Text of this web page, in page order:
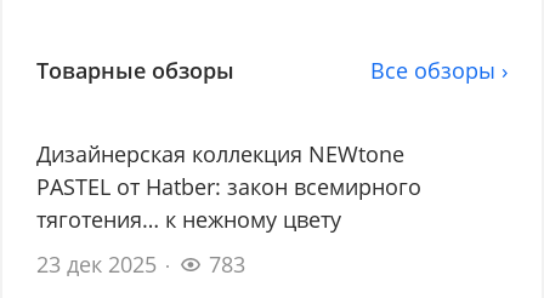
Товарные обзоры Все обзоры ›
Дизайнерская коллекция NEWtone
PASTEL от Hatber: закон всемирного
тяготения… к нежному цвету
23 дек 2025
783